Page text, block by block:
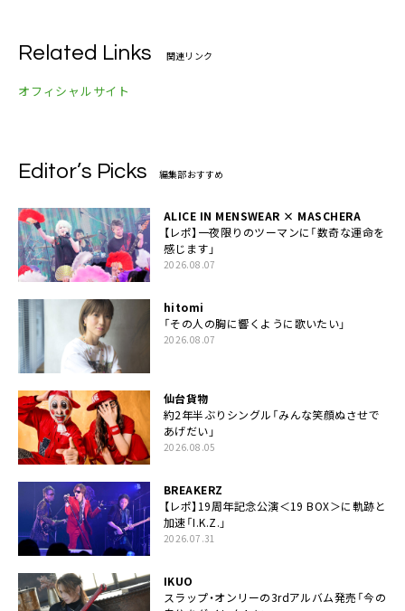
Related Links 関連リンク
オフィシャルサイト
Editor’s Picks 編集部おすすめ
ALICE IN MENSWEAR × MASCHERA
【レポ】一夜限りのツーマンに「数奇な運命を
感じます」
2026.08.07
hitomi
「その人の胸に響くように歌いたい」
2026.08.07
仙台貨物
約2年半ぶりシングル「みんな笑顔ぬさせで
あげだい」
2026.08.05
BREAKERZ
【レポ】19周年記念公演＜19 BOX＞に軌跡と
加速「I.K.Z.」
2026.07.31
IKUO
スラップ・オンリーの3rdアルバム発売「今の